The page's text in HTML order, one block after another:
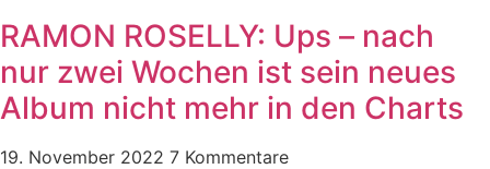
RAMON ROSELLY: Ups – nach
nur zwei Wochen ist sein neues
Album nicht mehr in den Charts
19. November 2022 7 Kommentare